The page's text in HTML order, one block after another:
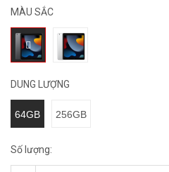
MÀU SẮC
DUNG LƯỢNG
64GB 256GB
Số lượng: